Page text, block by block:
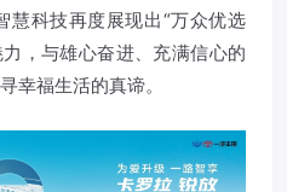
慧科技再度展现出“万众优选
，与雄心奋进、充满信心的
幸福生活的真谛。